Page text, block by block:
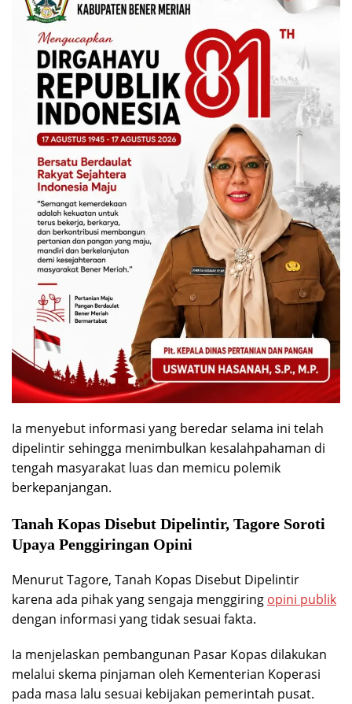
Ia menyebut informasi yang beredar selama ini telah
dipelintir sehingga menimbulkan kesalahpahaman di
tengah masyarakat luas dan memicu polemik
berkepanjangan.
Tanah Kopas Disebut Dipelintir, Tagore Soroti
Upaya Penggiringan Opini
Menurut Tagore, Tanah Kopas Disebut Dipelintir
karena ada pihak yang sengaja menggiring opini publik
dengan informasi yang tidak sesuai fakta.
Ia menjelaskan pembangunan Pasar Kopas dilakukan
melalui skema pinjaman oleh Kementerian Koperasi
pada masa lalu sesuai kebijakan pemerintah pusat.